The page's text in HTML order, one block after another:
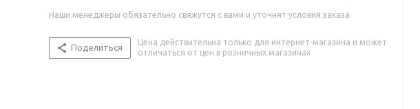
Наши менеджеры обязательно свяжутся с вами и уточнят условия заказа
Поделиться
Цена действительна только для интернет-магазина и может
отличаться от цен в розничных магазинах